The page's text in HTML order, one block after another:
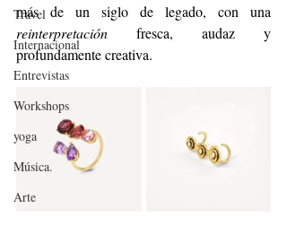
Travel
Internacional
Entrevistas
Workshops
yoga
Música.
Arte
reinterpretación fresca, audaz y
profundamente creativa.